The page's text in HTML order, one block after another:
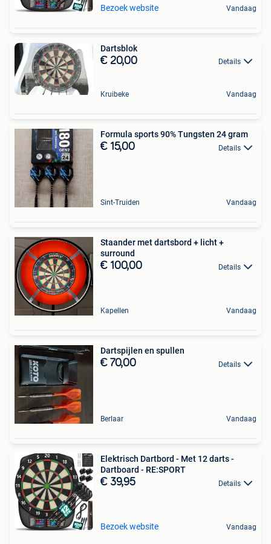
Bezoek website Vandaag
Dartsblok
€ 20,00 Details
Kruibeke Vandaag
Formula sports 90% Tungsten 24 gram
€ 15,00 Details
Sint-Truiden Vandaag
Staander met dartsbord + licht +
surround
€ 100,00 Details
Kapellen Vandaag
Dartspijlen en spullen
€ 70,00 Details
Berlaar Vandaag
Elektrisch Dartbord - Met 12 darts -
Dartboard - RE:SPORT
€ 39,95 Details
Bezoek website Vandaag